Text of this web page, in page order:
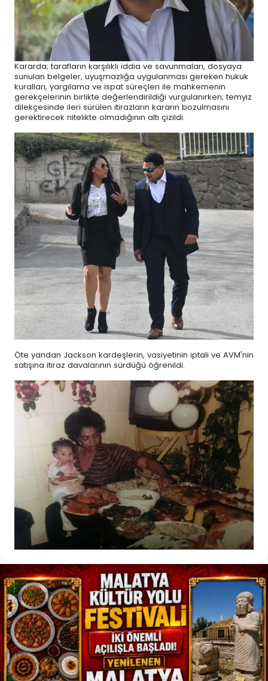
Kararda; tarafların karşılıklı iddia ve savunmaları, dosyaya
sunulan belgeler, uyuşmazlığa uygulanması gereken hukuk
kuralları, yargılama ve ispat süreçleri ile mahkemenin
gerekçelerinin birlikte değerlendirildiği vurgulanırken; temyiz
dilekçesinde ileri sürülen itirazların kararın bozulmasını
gerektirecek nitelikte olmadığının altı çizildi.
Öte yandan Jackson kardeşlerin, vasiyetinin iptali ve AVM'nin
satışına itiraz davalarının sürdüğü öğrenildi.